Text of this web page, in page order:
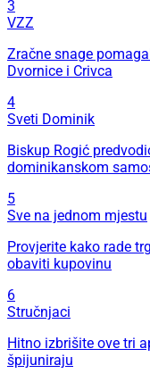
3
VZZ
Zračne snage
Dvornice i Crivca
4
Sveti Dominik
Biskup Rogić
dominikanskom
5
Sve na jednom mjestu
Provjerite kako rade
obaviti kupovinu
6
Stručnjaci
Hitno izbrišite ove tri
špijuniraju